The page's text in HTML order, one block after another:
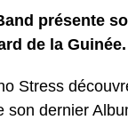
présente
de la Guinée.
Stress
son dernier